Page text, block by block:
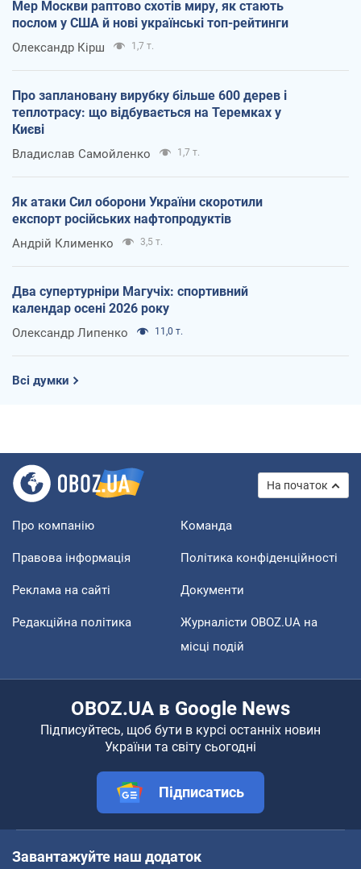
Мер Москви раптово схотів миру, як стають
послом у США й нові українські топ-рейтинги
Олександр Кірш 1,7 т.
Про заплановану вирубку більше 600 дерев і
теплотрасу: що відбувається на Теремках у
Києві
Владислав Самойленко 1,7 т.
Як атаки Сил оборони України скоротили
експорт російських нафтопродуктів
Андрій Клименко 3,5 т.
Два супертурніри Магучіх: спортивний
календар осені 2026 року
Олександр Липенко 11,0 т.
Всі думки
На початок
Про компанію Команда
Правова інформація Політика конфіденційності
Реклама на сайті Документи
Редакційна політика
Журналісти OBOZ.UA на
місці подій
OBOZ.UA в Google News
Підписуйтесь, щоб бути в курсі останніх новин
України та світу сьогодні
Підписатись
Завантажуйте наш додаток